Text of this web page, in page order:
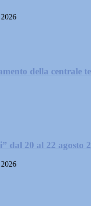
della centrale
dal 20 al 22 agosto